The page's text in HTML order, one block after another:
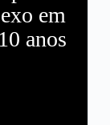
em
anos